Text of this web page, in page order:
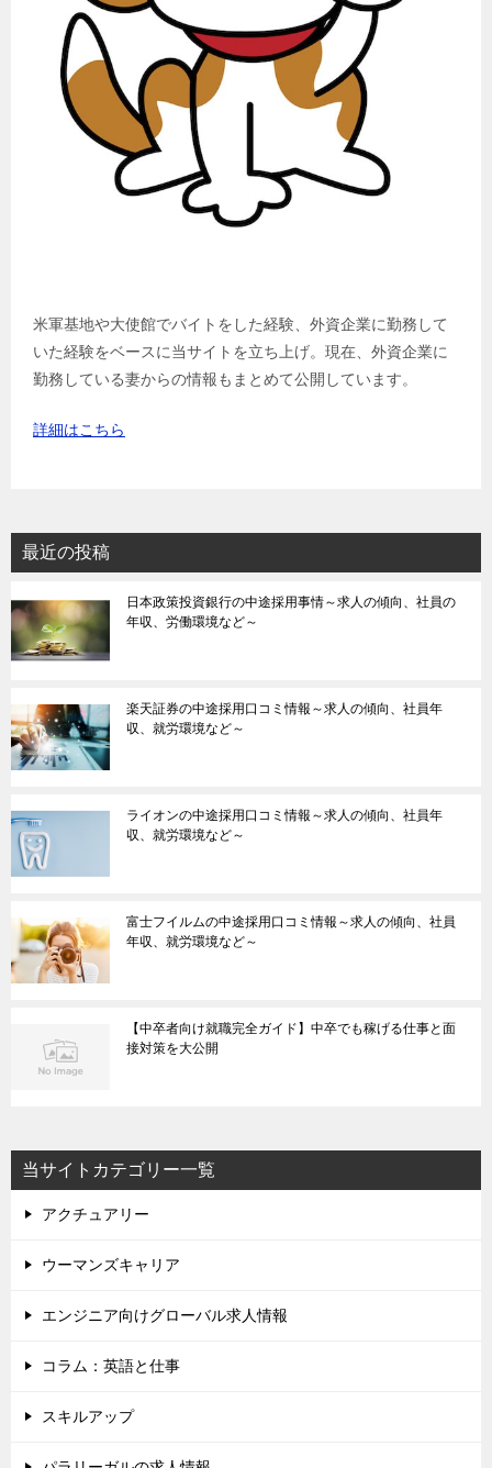
米軍基地や大使館でバイトをした経験、外資企業に勤務して
いた経験をベースに当サイトを立ち上げ。現在、外資企業に
勤務している妻からの情報もまとめて公開しています。
詳細はこちら
最近の投稿
日本政策投資銀行の中途採用事情～求人の傾向、社員の
年収、労働環境など～
楽天証券の中途採用口コミ情報～求人の傾向、社員年
収、就労環境など～
ライオンの中途採用口コミ情報～求人の傾向、社員年
収、就労環境など～
富士フイルムの中途採用口コミ情報～求人の傾向、社員
年収、就労環境など～
【中卒者向け就職完全ガイド】中卒でも稼げる仕事と面
接対策を大公開
当サイトカテゴリー一覧
アクチュアリー
ウーマンズキャリア
エンジニア向けグローバル求人情報
コラム：英語と仕事
スキルアップ